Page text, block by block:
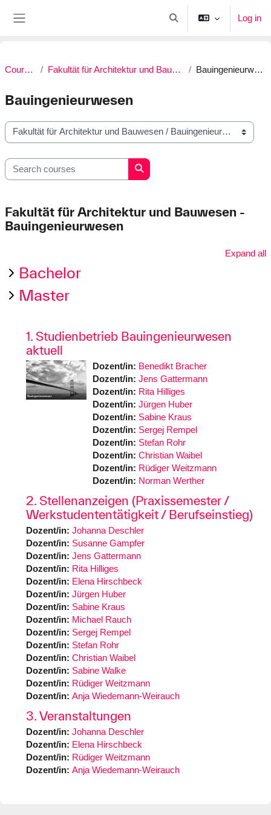
Toggle search input
Log in
Courses Fakultät für Architektur und Bauwesen Bauingenieurwesen
Bauingenieurwesen
Course categories
Search courses
Search courses
Fakultät für Architektur und Bauwesen -
Bauingenieurwesen
Expand all
Bachelor
Master
1. Studienbetrieb Bauingenieurwesen
aktuell
Dozent/in: Benedikt Bracher
Dozent/in: Jens Gattermann
Dozent/in: Rita Hilliges
Dozent/in: Jürgen Huber
Dozent/in: Sabine Kraus
Dozent/in: Sergej Rempel
Dozent/in: Stefan Rohr
Dozent/in: Christian Waibel
Dozent/in: Rüdiger Weitzmann
Dozent/in: Norman Werther
2. Stellenanzeigen (Praxissemester /
Werkstudententätigkeit / Berufseinstieg)
Dozent/in: Johanna Deschler
Dozent/in: Susanne Gampfer
Dozent/in: Jens Gattermann
Dozent/in: Rita Hilliges
Dozent/in: Elena Hirschbeck
Dozent/in: Jürgen Huber
Dozent/in: Sabine Kraus
Dozent/in: Michael Rauch
Dozent/in: Sergej Rempel
Dozent/in: Stefan Rohr
Dozent/in: Christian Waibel
Dozent/in: Sabine Walke
Dozent/in: Rüdiger Weitzmann
Dozent/in: Anja Wiedemann-Weirauch
3. Veranstaltungen
Dozent/in: Johanna Deschler
Dozent/in: Elena Hirschbeck
Dozent/in: Rüdiger Weitzmann
Dozent/in: Anja Wiedemann-Weirauch